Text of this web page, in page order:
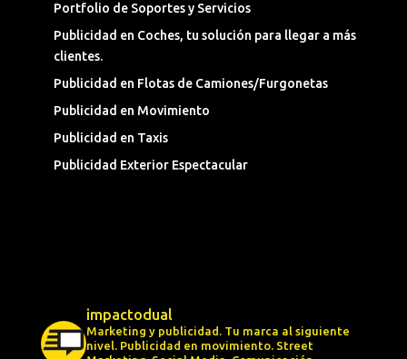
Portfolio de Soportes y Servicios
Publicidad en Coches, tu solución para llegar a más
clientes.
Publicidad en Flotas de Camiones/Furgonetas
Publicidad en Movimiento
Publicidad en Taxis
Publicidad Exterior Espectacular
impactodual
Marketing y publicidad. Tu marca al siguiente
nivel. Publicidad en movimiento. Street